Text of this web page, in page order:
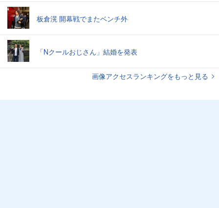
板倉滉 開幕戦でまたベンチ外
「Nクールおじさん」結婚を発表
画像アクセスランキングをもっと見る